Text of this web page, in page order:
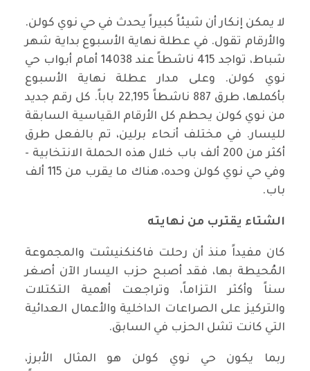
لا يمكن إنكار أن شيئاً كبيراً يحدث في حي نوي كولن.
والأرقام تقول. في عطلة نهاية الأسبوع بداية شهر
شباط، تواجد 415 ناشطاً عند 14038 أمام أبواب حي
نوي كولن. وعلى مدار عطلة نهاية الأسبوع
بأكملها، طرق 887 ناشطاً 22,195 باباً. كل رقم جديد
من نوي كولن يحطم كل الأرقام القياسية السابقة
لليسار. في مختلف أنحاء برلين، تم بالفعل طرق
أكثر من 200 ألف باب خلال هذه الحملة الانتخابية -
وفي حي نوي كولن وحده، هناك ما يقرب من 115 ألف
باب.
الشتاء يقترب من نهايته
كان مفيداً منذ أن رحلت فاكنكنيشت والمجموعة
المُحيطة بها، فقد أصبح حزب اليسار الآن أصغر
سناً وأكثر التزاماً، وتراجعت أهمية التكتلات
والتركيز على الصراعات الداخلية والأعمال العدائية
التي كانت تشل الحزب في السابق.
ربما يكون حي نوي كولن هو المثال الأبرز،